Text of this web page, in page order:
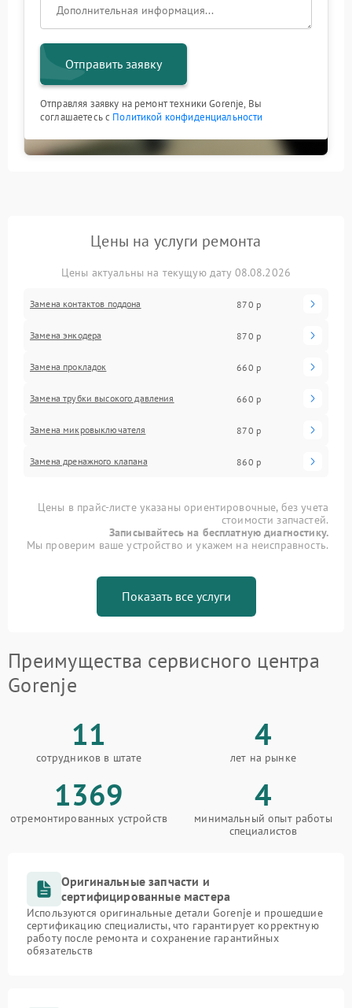
Отправить заявку
Отправляя заявку на ремонт техники Gorenje, Вы
соглашаетесь с Политикой конфиденциальности
Цены на услуги ремонта
Цены актуальны на текущую дату 08.08.2026
Замена контактов поддона 870 р
Замена энкодера 870 р
Замена прокладок 660 р
Замена трубки высокого давления 660 р
Замена микровыключателя 870 р
Замена дренажного клапана 860 р
Цены в прайс-листе указаны ориентировочные, без учета
стоимости запчастей.
Записывайтесь на бесплатную диагностику.
Мы проверим ваше устройство и укажем на неисправность.
Показать все услуги
Преимущества сервисного центра
Gorenje
11
сотрудников в штате
4
лет на рынке
1369
отремонтированных устройств
4
минимальный опыт работы
специалистов
Оригинальные запчасти и
сертифицированные мастера
Используются оригинальные детали Gorenje и прошедшие
сертификацию специалисты, что гарантирует корректную
работу после ремонта и сохранение гарантийных
обязательств